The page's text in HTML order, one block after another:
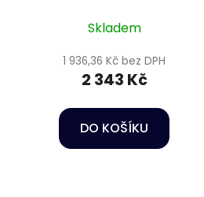
Skladem
1 936,36 Kč bez DPH
2 343 Kč
DO KOŠÍKU